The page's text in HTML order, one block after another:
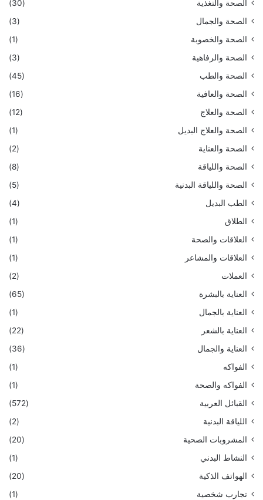
الصحة والتغذية
(30)
الصحة والجمال
(3)
الصحة والخصوبة
(1)
الصحة والرفاهية
(3)
الصحة والطب
(45)
الصحة والعافية
(16)
الصحة والعلاج
(12)
الصحة والعلاج البديل
(1)
الصحة والعناية
(2)
الصحة واللياقة
(8)
الصحة واللياقة البدنية
(5)
الطب البديل
(4)
الطلاق
(1)
العلاقات والصحة
(1)
العلاقات والمشاعر
(1)
العملات
(2)
العناية بالبشرة
(65)
العناية بالجمال
(1)
العناية بالشعر
(22)
العناية والجمال
(36)
الفواكه
(1)
الفواكه والصحة
(1)
القبائل العربية
(572)
اللياقة البدنية
(2)
المشروبات الصحية
(20)
النشاط البدني
(1)
الهواتف الذكية
(20)
تجارب شخصية
(1)